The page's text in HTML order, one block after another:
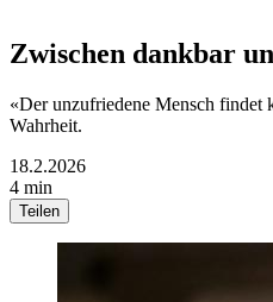
Zwischen dankbar
«Der unzufriedene Mensch findet
Wahrheit.
18.2.2026
4 min
Teilen